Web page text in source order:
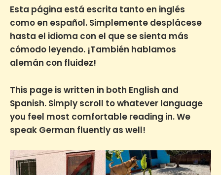
Esta página está escrita tanto en inglés
como en español. Simplemente desplácese
hasta el idioma con el que se sienta más
cómodo leyendo. ¡También hablamos
alemán con fluidez!
This page is written in both English and
Spanish. Simply scroll to whatever language
you feel most comfortable reading in. We
speak German fluently as well!